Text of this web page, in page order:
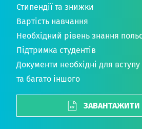
Стипендії та знижки
Вартість навчання
Необхідний рівень знання
Підтримка студентів
Документи необхідні для вступу
та багато іншого
ЗАВАНТАЖИТИ